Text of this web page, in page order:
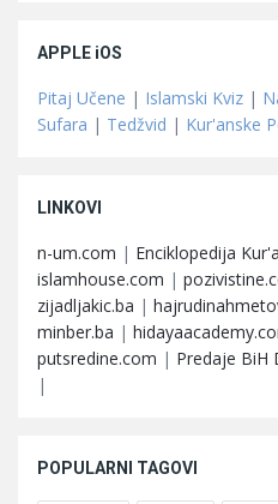
APPLE iOS
Pitaj Učene | Islamski Kviz |
Sufara | Tedžvid | Kur'anske
LINKOVI
n-um.com | Enciklopedija
islamhouse.com |
zijadljakic.ba |
minber.ba |
putsredine.com | Predaje BiH
|
POPULARNI TAGOVI